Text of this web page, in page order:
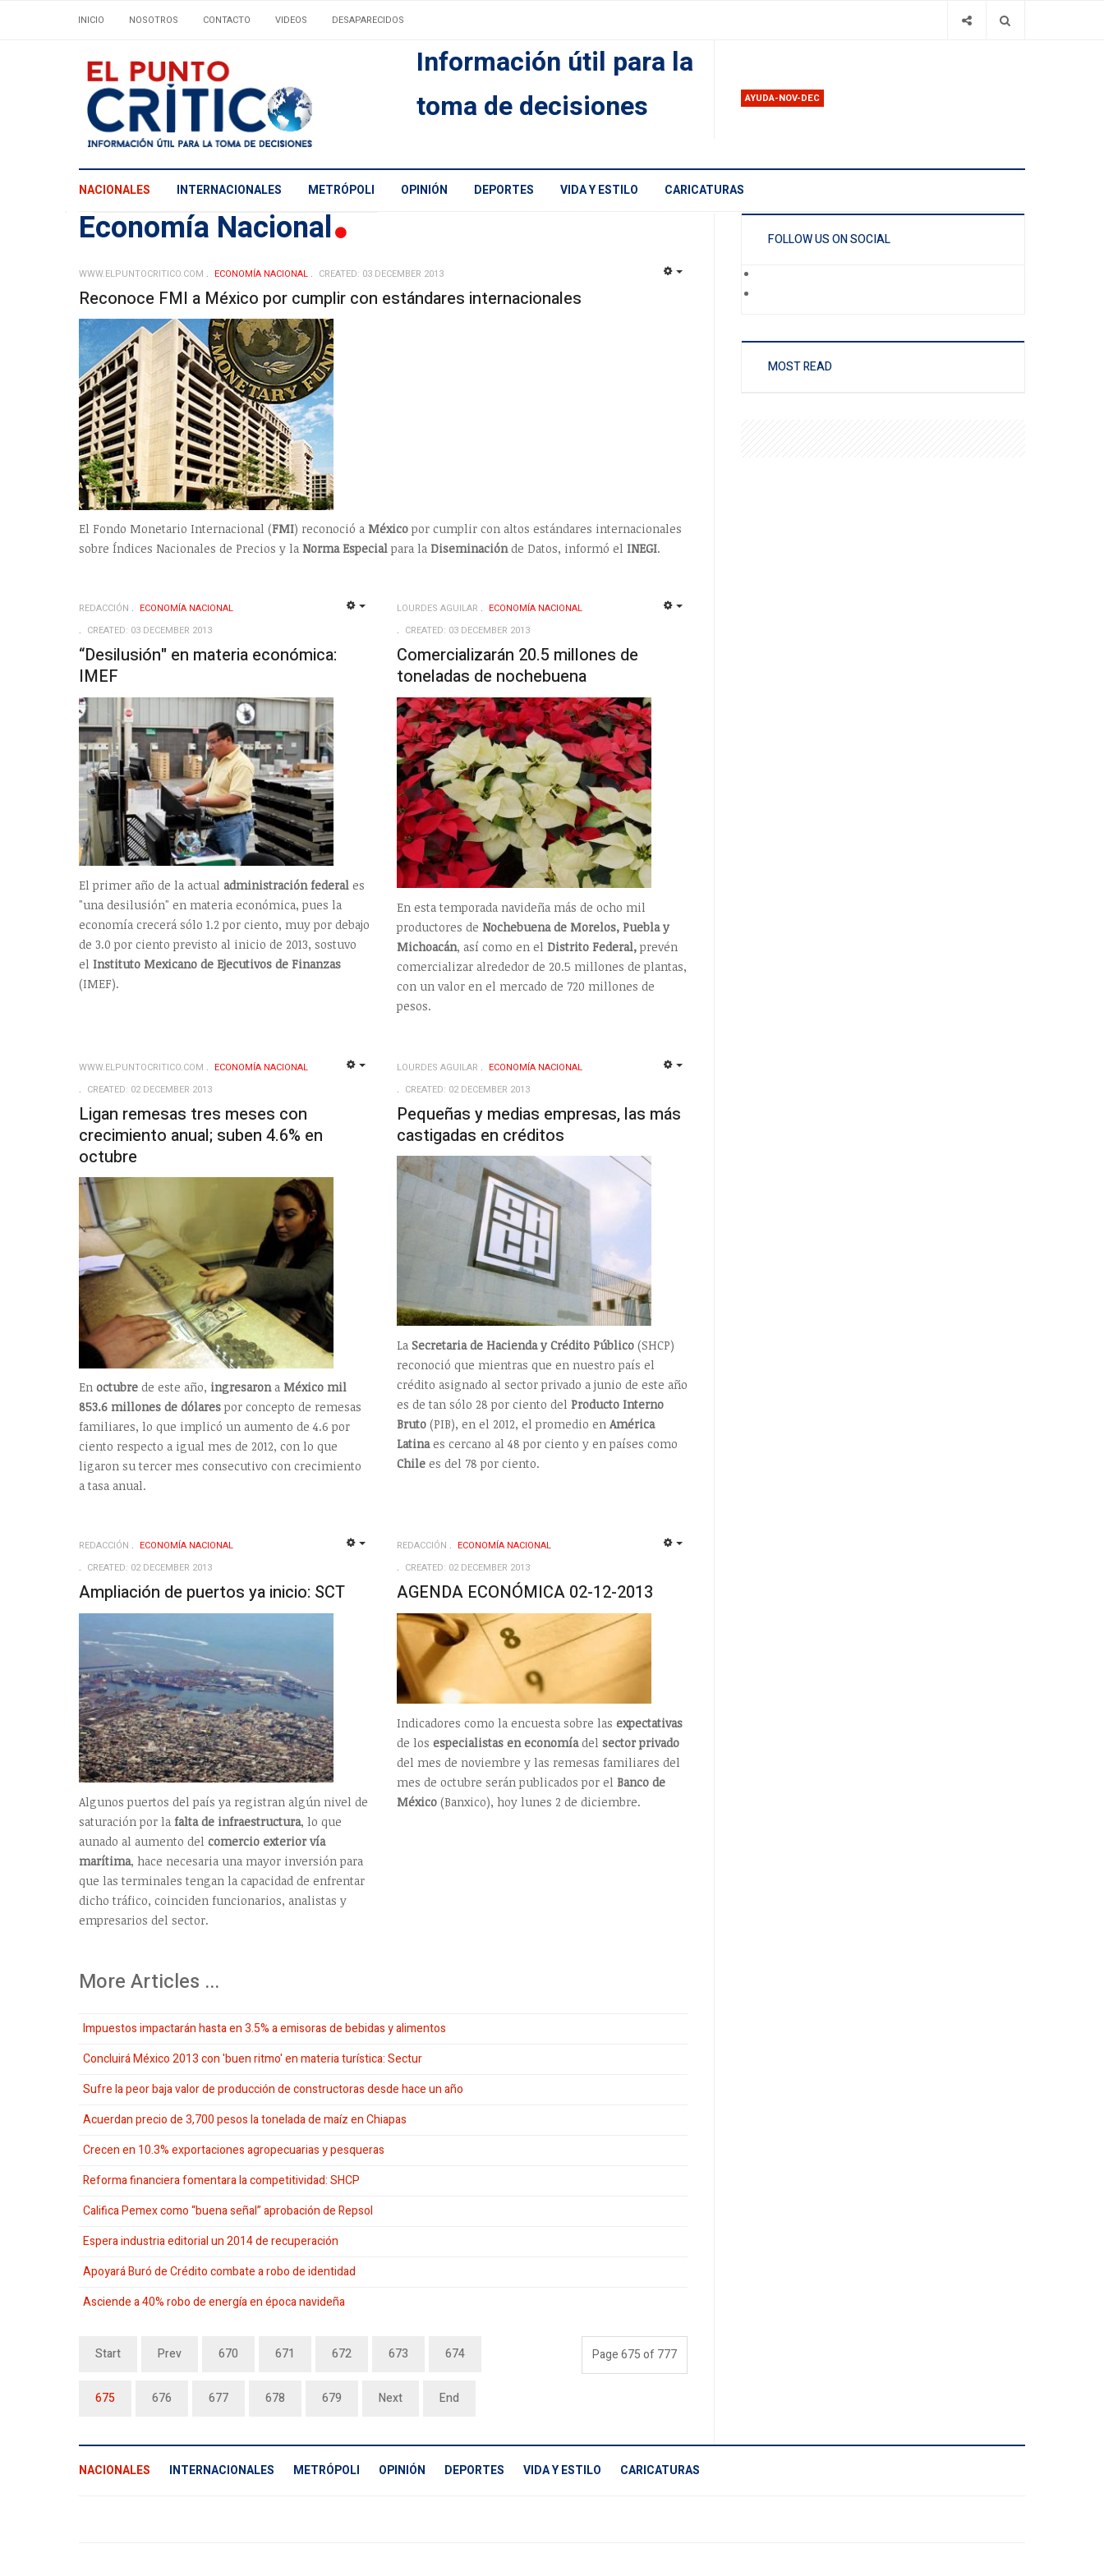
INICIO NOSOTROS CONTACTO VIDEOS DESAPARECIDOS
Información útil para la
toma de decisiones
AYUDA-NOV-DEC
NACIONALES INTERNACIONALES METRÓPOLI OPINIÓN DEPORTES VIDA Y ESTILO CARICATURAS
Economí­a Nacional
WWW.ELPUNTOCRITICO.COM ECONOMÍ­A NACIONAL CREATED: 03 DECEMBER 2013
Reconoce FMI a México por cumplir con estándares internacionales
El Fondo Monetario Internacional (FMI) reconoció a México por cumplir con altos estándares internacionales
sobre Índices Nacionales de Precios y la Norma Especial para la Diseminaciónde Datos, informó el INEGI.
REDACCIÓN
ECONOMÍ­A NACIONAL
CREATED: 03 DECEMBER 2013
“Desilusión" en materia económica:
IMEF
El primer año de la actual administración federal es
"una desilusión" en materia económica, pues la
economía crecerá sólo 1.2 por ciento, muy por debajo
de 3.0 por ciento previsto al inicio de 2013, sostuvo
el Instituto Mexicano de Ejecutivos de Finanzas
(IMEF).
LOURDES AGUILAR
ECONOMÍ­A NACIONAL
CREATED: 03 DECEMBER 2013
Comercializarán 20.5 millones de
toneladas de nochebuena
En esta temporada navideña más de ocho mil
productores de Nochebuena de Morelos, Puebla y
Michoacán, así como en el Distrito Federal,prevén
comercializar alrededor de 20.5 millones de plantas,
con un valor en el mercado de 720 millones de
pesos.
WWW.ELPUNTOCRITICO.COM
ECONOMÍ­A NACIONAL
CREATED: 02 DECEMBER 2013
Ligan remesas tres meses con
crecimiento anual; suben 4.6% en
octubre
En octubre de este año, ingresarona México mil
853.6 millones de dólares por concepto de remesas
familiares, lo que implicó un aumento de 4.6 por
ciento respecto a igual mes de 2012, con lo que
ligaron su tercer mes consecutivo con crecimiento
a tasa anual.
LOURDES AGUILAR
ECONOMÍ­A NACIONAL
CREATED: 02 DECEMBER 2013
Pequeñas y medias empresas, las más
castigadas en créditos
La Secretaria de Hacienda y Crédito Público(SHCP)
reconoció que mientras que en nuestro país el
crédito asignado al sector privado a junio de este año
es de tan sólo 28 por ciento del Producto Interno
Bruto(PIB), en el 2012, el promedio en América
Latinaes cercano al 48 por ciento y en países como
Chilees del 78 por ciento.
REDACCIÓN
ECONOMÍ­A NACIONAL
CREATED: 02 DECEMBER 2013
Ampliación de puertos ya inicio: SCT
Algunos puertos del país ya registran algún nivel de
saturación por la falta de infraestructura, lo que
aunado al aumento del comercio exterior vía
marítima, hace necesaria una mayor inversión para
que las terminales tengan la capacidad de enfrentar
dicho tráfico, coinciden funcionarios, analistas y
empresarios del sector.
REDACCIÓN
ECONOMÍ­A NACIONAL
CREATED: 02 DECEMBER 2013
AGENDA ECONÓMICA 02-12-2013
Indicadores como la encuesta sobre las expectativas
de los especialistas en economíadel sector privado
del mes de noviembre y las remesas familiares del
mes de octubre serán publicados por el Banco de
México(Banxico), hoy lunes 2 de diciembre.
More Articles ...
Impuestos impactarán hasta en 3.5% a emisoras de bebidas y alimentos
Concluirá México 2013 con 'buen ritmo' en materia turística: Sectur
Sufre la peor baja valor de producción de constructoras desde hace un año
Acuerdan precio de 3,700 pesos la tonelada de maíz en Chiapas
Crecen en 10.3% exportaciones agropecuarias y pesqueras
Reforma financiera fomentara la competitividad: SHCP
Califica Pemex como “buena señal” aprobación de Repsol
Espera industria editorial un 2014 de recuperación
Apoyará Buró de Crédito combate a robo de identidad
Asciende a 40% robo de energía en época navideña
Page 675 of 777
Start Prev 670 671 672 673 674
675 676 677 678 679 Next End
FOLLOW US ON SOCIAL
MOST READ
NACIONALES INTERNACIONALES METRÓPOLI OPINIÓN DEPORTES VIDA Y ESTILO CARICATURAS